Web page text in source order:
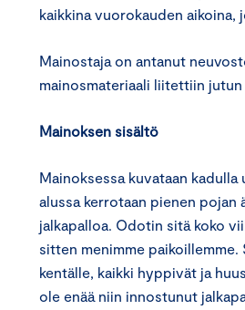
kaikkina vuorokauden aikoina,
Mainostaja on antanut
mainosmateriaali liitettiin jutun
Mainoksen sisältö
Mainoksessa kuvataan kadulla
alussa kerrotaan pienen pojan
jalkapalloa. Odotin sitä koko
sitten menimme
kentälle, kaikki hyppivät ja
ole enää niin innostunut